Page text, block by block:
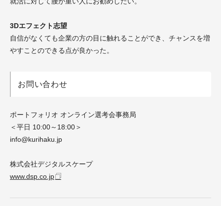
3Dエフェクト志望
自信がなくても企業の方の目に触れることができ、チャンスを増
やすことのできる点が良かった。
お問い合わせ
ポートフォリオ オンライン選考会事務局
＜平日 10:00～18:00＞
info@kurihaku.jp
株式会社デジタルスケープ
www.dsp.co.jp